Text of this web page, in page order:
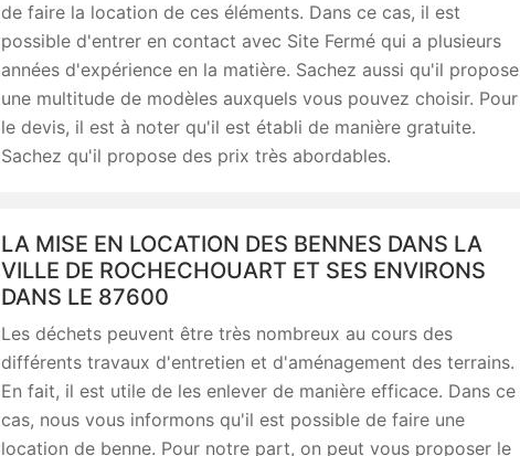
de faire la location de ces éléments. Dans ce cas, il est
possible d'entrer en contact avec Site Fermé qui a plusieurs
années d'expérience en la matière. Sachez aussi qu'il propose
une multitude de modèles auxquels vous pouvez choisir. Pour
le devis, il est à noter qu'il est établi de manière gratuite.
Sachez qu'il propose des prix très abordables.
LA MISE EN LOCATION DES BENNES DANS LA
VILLE DE ROCHECHOUART ET SES ENVIRONS
DANS LE 87600
Les déchets peuvent être très nombreux au cours des
différents travaux d'entretien et d'aménagement des terrains.
En fait, il est utile de les enlever de manière efficace. Dans ce
cas, nous vous informons qu'il est possible de faire une
location de benne. Pour notre part, on peut vous proposer le